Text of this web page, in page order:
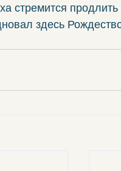
стремится продлить
здесь